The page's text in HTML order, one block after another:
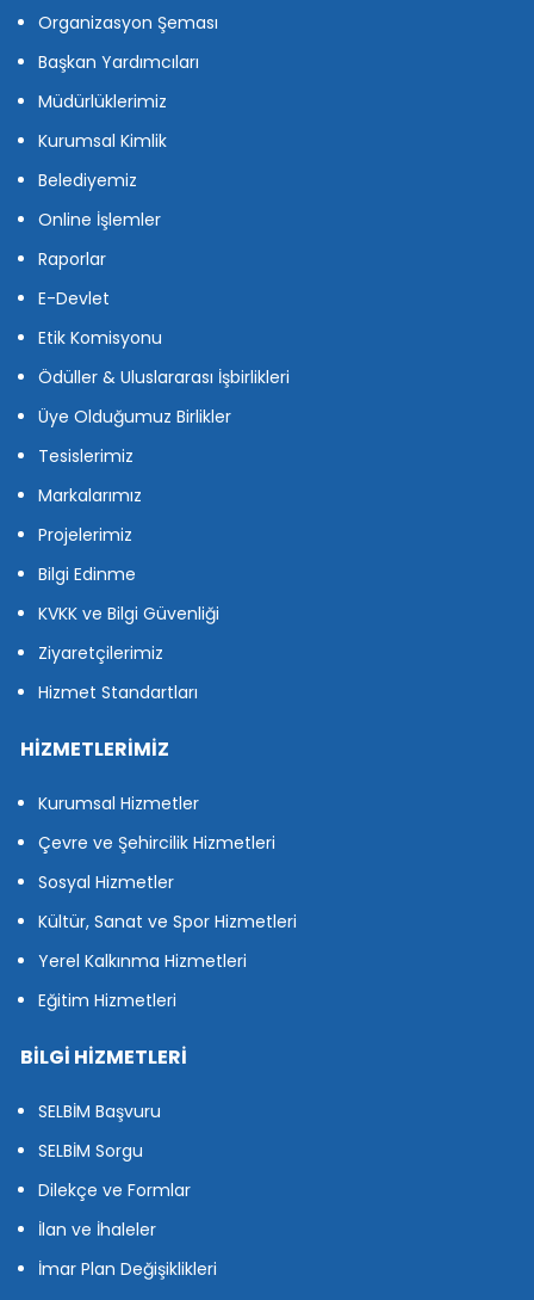
Organizasyon Şeması
Başkan Yardımcıları
Müdürlüklerimiz
Kurumsal Kimlik
Belediyemiz
Online İşlemler
Raporlar
E-Devlet
Etik Komisyonu
Ödüller & Uluslararası İşbirlikleri
Üye Olduğumuz Birlikler
Tesislerimiz
Markalarımız
Projelerimiz
Bilgi Edinme
KVKK ve Bilgi Güvenliği
Ziyaretçilerimiz
Hizmet Standartları
HİZMETLERİMİZ
Kurumsal Hizmetler
Çevre ve Şehircilik Hizmetleri
Sosyal Hizmetler
Kültür, Sanat ve Spor Hizmetleri
Yerel Kalkınma Hizmetleri
Eğitim Hizmetleri
BİLGİ HİZMETLERİ
SELBİM Başvuru
SELBİM Sorgu
Dilekçe ve Formlar
İlan ve İhaleler
İmar Plan Değişiklikleri